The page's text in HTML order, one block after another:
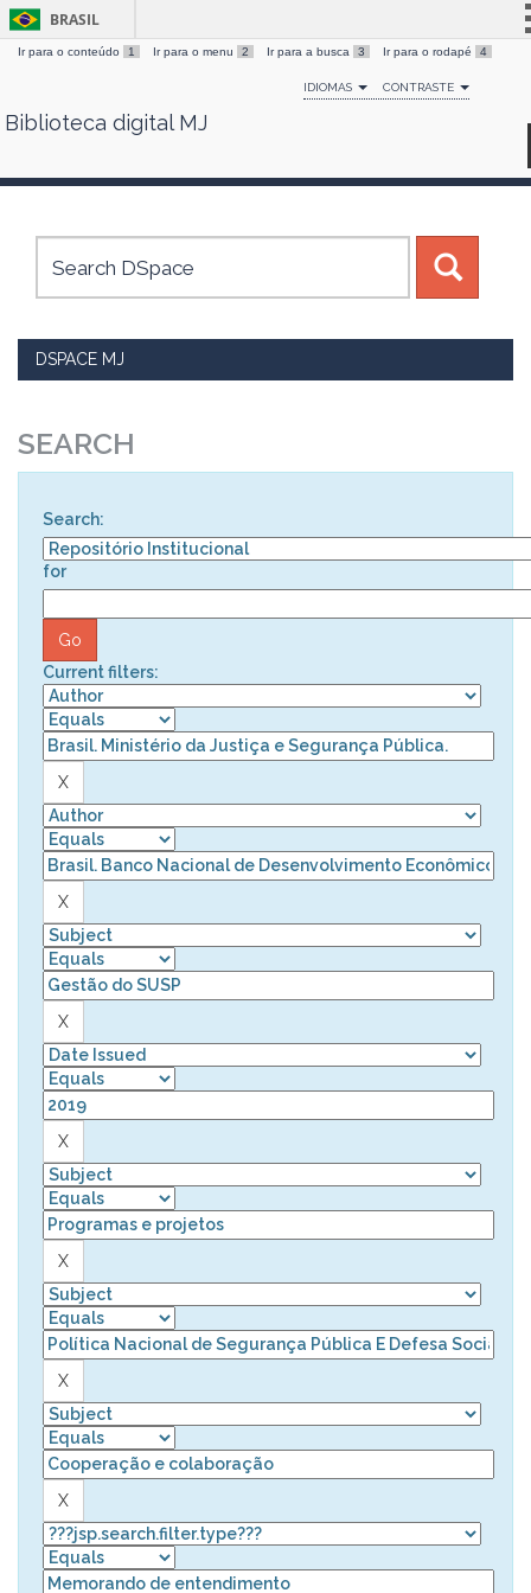
Skip
BRASIL
Simplifique!
Comunica BR
Canais
Ir para o conteúdo 1 Ir para o menu 2 Ir para a busca 3 Ir para o rodapé 4
IDIOMAS CONTRASTE
Biblioteca digital MJ
DSPACE MJ
SEARCH
Search:
for
Current filters: